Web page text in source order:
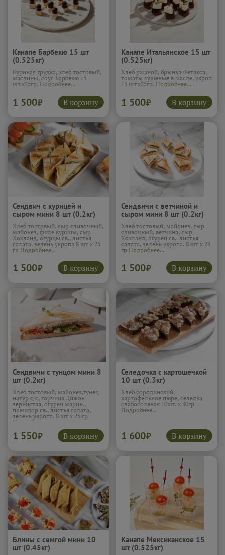
Канапе Барбекю 15 шт
(0.525кг)
Куриная грудка, хлеб тостовый,
маслины, соус Барбекю 15
шт.х25гр. Подробнее...
1 500₽ В корзину
Канапе Итальянское 15 шт
(0.525кг)
Хлеб ржаной, брынза Фетакса,
томаты сушеные в масле, укроп
15 шт.х25гр. Подробнее...
1 500₽ В корзину
Сендвич с курицей и
сыром мини 8 шт (0.2кг)
Хлеб тостовый, сыр сливочный,
майонез, филе курицы, сыр
Хохланд, огурцы св., листья
салата, зелень укропа 8 шт х 25
гр Подробнее...
1 500₽ В корзину
Сендвичи с ветчиной и
сыром мини 8 шт (0.2кг)
Хлеб тостовый, майонез, сыр
сливочный, ветчина, сыр
Хохланд, огурец св., листья
салата, зелень укропа. 8 шт х 25
гр Подробнее...
1 500₽ В корзину
Сендвичи с тунцом мини 8
шт (0.2кг)
Хлеб тостовый, майонез,тунец
натур с/с, горчица Дижон
зернистая, огурец марин.,
помидор св., листья салата,
зелень укропа. 8 шт х 25 гр
Подробнее...
1 550₽ В корзину
Селедочка с картошечкой
10 шт (0.3кг)
Хлеб бородинский,
картофельное пюре, селедка
слабосоленая 10шт. х 30гр
Подробнее...
1 600₽ В корзину
Блины с семгой мини 10
шт (0.45кг)
Канапе Мексиканское 15
шт (0.525кг)